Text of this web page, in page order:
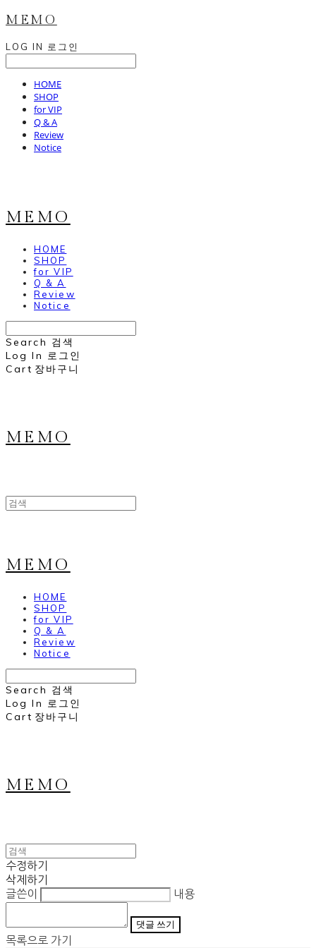
MEMO
LOG IN 로그인
HOME
SHOP
for VIP
Q & A
Review
Notice
MEMO
HOME
SHOP
for VIP
Q & A
Review
Notice
Search 검색
Log In 로그인
Cart 장바구니
MEMO
MEMO
HOME
SHOP
for VIP
Q & A
Review
Notice
Search 검색
Log In 로그인
Cart 장바구니
MEMO
수정하기
삭제하기
글쓴이
내용
댓글 쓰기
목록으로 가기